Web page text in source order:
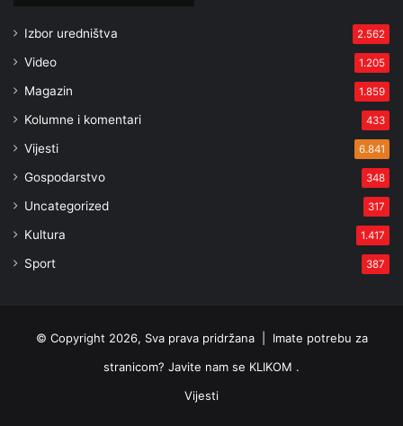
Izbor uredništva 2.562
Video 1.205
Magazin 1.859
Kolumne i komentari 433
Vijesti 6.841
Gospodarstvo 348
Uncategorized 317
Kultura 1.417
Sport 387
© Copyright 2026, Sva prava pridržana | Imate potrebu za
stranicom? Javite nam se KLIKOM .
Vijesti